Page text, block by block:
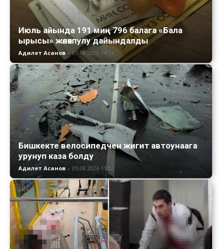
Июль айында 191 миң 796 балага «Бала
ырысы» жөлөкпулу дайындалды
Адилет Асанов - 05.08.2026 14:11
Бишкекте велосипедчен жигит автоунаага
урунуп каза болду
Адилет Асанов - 05.08.2026 11:02